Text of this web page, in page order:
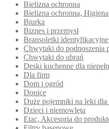
Bielizna ochronna
Bielizna ochronna, Higiena
Biurka
Biznes i przemysł
Bransoletki identyfikacyjne
Chwytaki do podnoszenia
Chwytaki do ubrań
Deski kuchenne dla
Dla firm
Dom i ogród
Donice
Duże pojemniki na leki
Dzieci i niemowlęta
Etac, Akcesoria do